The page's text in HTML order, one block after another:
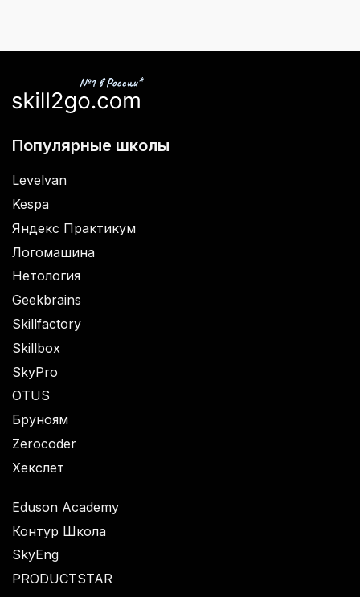
Популярные школы
Levelvan
Kespa
Яндекс Практикум
Логомашина
Нетология
Geekbrains
Skillfactory
Skillbox
SkyPro
OTUS
Бруноям
Zerocoder
Хекслет
Eduson Academy
Контур Школа
SkyEng
PRODUCTSTAR